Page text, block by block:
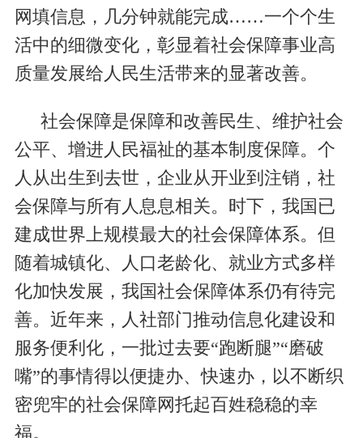
网填信息，几分钟就能完成……一个个生
活中的细微变化，彰显着社会保障事业高
质量发展给人民生活带来的显著改善。
社会保障是保障和改善民生、维护社会
公平、增进人民福祉的基本制度保障。个
人从出生到去世，企业从开业到注销，社
会保障与所有人息息相关。时下，我国已
建成世界上规模最大的社会保障体系。但
随着城镇化、人口老龄化、就业方式多样
化加快发展，我国社会保障体系仍有待完
善。近年来，人社部门推动信息化建设和
服务便利化，一批过去要“跑断腿”“磨破
嘴”的事情得以便捷办、快速办，以不断织
密兜牢的社会保障网托起百姓稳稳的幸
福。